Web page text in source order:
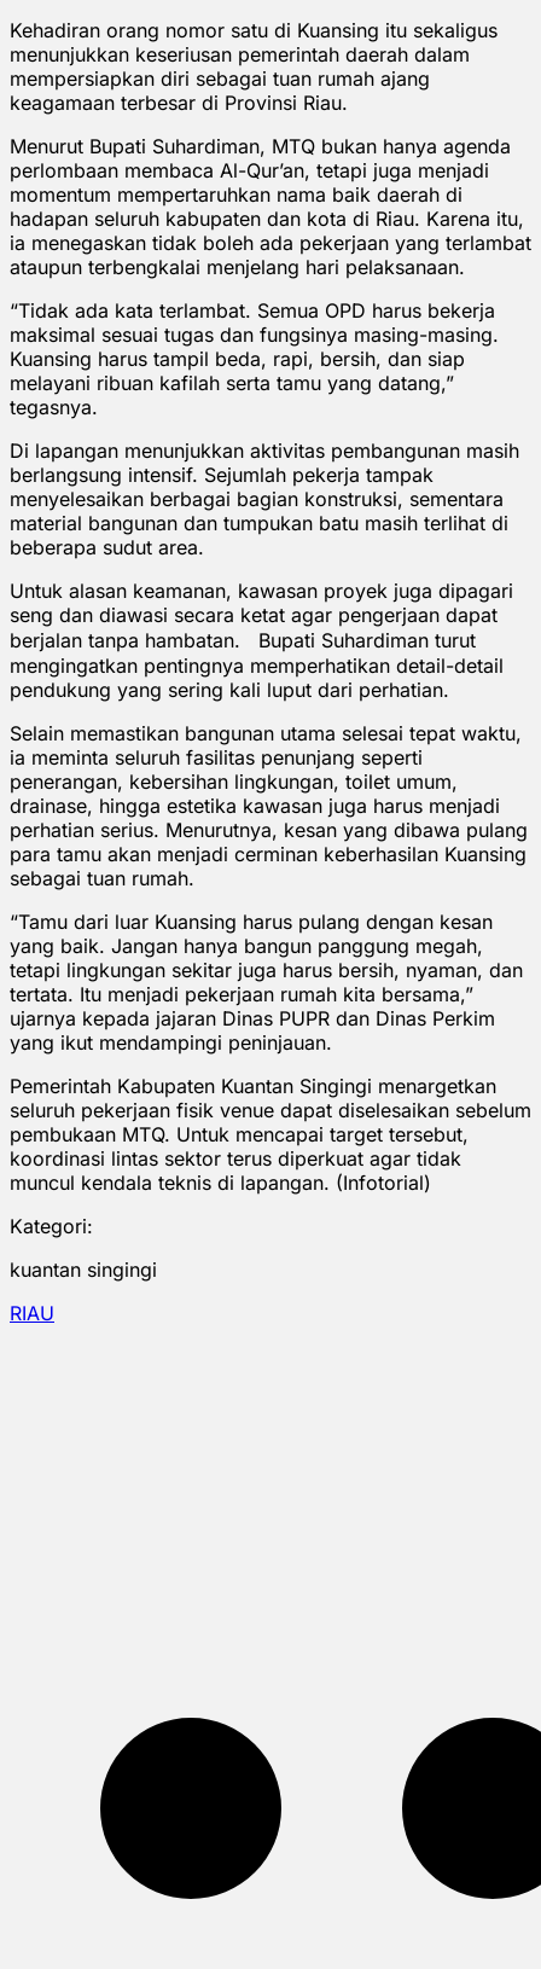
Kehadiran orang nomor satu di Kuansing itu sekaligus
menunjukkan keseriusan pemerintah daerah dalam
mempersiapkan diri sebagai tuan rumah ajang
keagamaan terbesar di Provinsi Riau.
Menurut Bupati Suhardiman, MTQ bukan hanya agenda
perlombaan membaca Al-Qur’an, tetapi juga menjadi
momentum mempertaruhkan nama baik daerah di
hadapan seluruh kabupaten dan kota di Riau. Karena itu,
ia menegaskan tidak boleh ada pekerjaan yang terlambat
ataupun terbengkalai menjelang hari pelaksanaan.
“Tidak ada kata terlambat. Semua OPD harus bekerja
maksimal sesuai tugas dan fungsinya masing-masing.
Kuansing harus tampil beda, rapi, bersih, dan siap
melayani ribuan kafilah serta tamu yang datang,”
tegasnya.
Di lapangan menunjukkan aktivitas pembangunan masih
berlangsung intensif. Sejumlah pekerja tampak
menyelesaikan berbagai bagian konstruksi, sementara
material bangunan dan tumpukan batu masih terlihat di
beberapa sudut area.
Untuk alasan keamanan, kawasan proyek juga dipagari
seng dan diawasi secara ketat agar pengerjaan dapat
berjalan tanpa hambatan. Bupati Suhardiman turut
mengingatkan pentingnya memperhatikan detail-detail
pendukung yang sering kali luput dari perhatian.
Selain memastikan bangunan utama selesai tepat waktu,
ia meminta seluruh fasilitas penunjang seperti
penerangan, kebersihan lingkungan, toilet umum,
drainase, hingga estetika kawasan juga harus menjadi
perhatian serius. Menurutnya, kesan yang dibawa pulang
para tamu akan menjadi cerminan keberhasilan Kuansing
sebagai tuan rumah.
“Tamu dari luar Kuansing harus pulang dengan kesan
yang baik. Jangan hanya bangun panggung megah,
tetapi lingkungan sekitar juga harus bersih, nyaman, dan
tertata. Itu menjadi pekerjaan rumah kita bersama,”
ujarnya kepada jajaran Dinas PUPR dan Dinas Perkim
yang ikut mendampingi peninjauan.
Pemerintah Kabupaten Kuantan Singingi menargetkan
seluruh pekerjaan fisik venue dapat diselesaikan sebelum
pembukaan MTQ. Untuk mencapai target tersebut,
koordinasi lintas sektor terus diperkuat agar tidak
muncul kendala teknis di lapangan. (Infotorial)
Kategori:
kuantan singingi
RIAU